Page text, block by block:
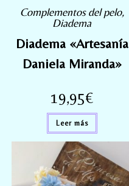
Complementos del pelo,
Diadema
Diadema «Artesanía
Daniela Miranda»
19,95€
Leer más